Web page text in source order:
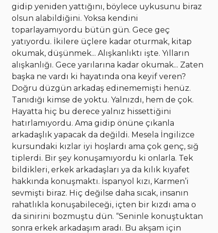
gidip yeniden yattığını, böylece uykusunu biraz
olsun alabildiğini. Yoksa kendini
toparlayamıyordu bütün gün. Gece geç
yatıyordu. İkilere üçlere kadar oturmak, kitap
okumak, düşünmek... Alışkanlıktı işte. Yılların
alışkanlığı. Gece yarılarına kadar okumak... Zaten
başka ne vardı ki hayatında ona keyif veren?
Doğru düzgün arkadaş edinememişti henüz.
Tanıdığı kimse de yoktu. Yalnızdı, hem de çok.
Hayatta hiç bu derece yalnız hissettiğini
hatırlamıyordu. Ama gidip önüne çıkanla
arkadaşlık yapacak da değildi. Mesela İngilizce
kursundaki kızlar iyi hoşlardı ama çok genç, sığ
tiplerdi. Bir şey konuşamıyordu ki onlarla. Tek
bildikleri, erkek arkadaşları ya da kılık kıyafet
hakkında konuşmaktı. İspanyol kızı, Karmen’i
sevmişti biraz. Hiç değilse daha sıcak, insanın
rahatlıkla konuşabileceği, içten bir kızdı ama o
da sinirini bozmuştu dün. “Seninle konuştuktan
sonra erkek arkadaşım aradı. Bu akşam için